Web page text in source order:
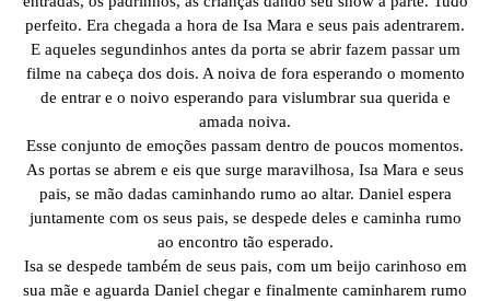
perfeito. Era chegada a hora de Isa Mara e seus pais adentrarem.
E aqueles segundinhos antes da porta se abrir fazem passar um
filme na cabeça dos dois. A noiva de fora esperando o momento
de entrar e o noivo esperando para vislumbrar sua querida e
amada noiva.
Esse conjunto de emoções passam dentro de poucos momentos.
As portas se abrem e eis que surge maravilhosa, Isa Mara e seus
pais, se mão dadas caminhando rumo ao altar. Daniel espera
juntamente com os seus pais, se despede deles e caminha rumo
ao encontro tão esperado.
Isa se despede também de seus pais, com um beijo carinhoso em
sua mãe e aguarda Daniel chegar e finalmente caminharem rumo